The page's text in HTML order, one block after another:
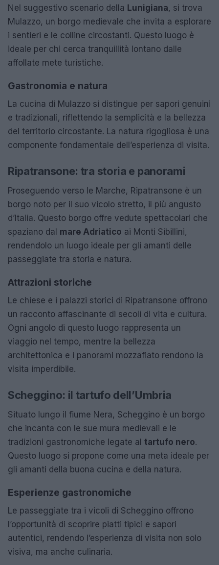
Nel suggestivo scenario della Lunigiana, si trova
Mulazzo, un borgo medievale che invita a esplorare
i sentieri e le colline circostanti. Questo luogo è
ideale per chi cerca tranquillità lontano dalle
affollate mete turistiche.
Gastronomia e natura
La cucina di Mulazzo si distingue per sapori genuini
e tradizionali, riflettendo la semplicità e la bellezza
del territorio circostante. La natura rigogliosa è una
componente fondamentale dell’esperienza di visita.
Ripatransone: tra storia e panorami
Proseguendo verso le Marche, Ripatransone è un
borgo noto per il suo vicolo stretto, il più angusto
d’Italia. Questo borgo offre vedute spettacolari che
spaziano dal mare Adriatico ai Monti Sibillini,
rendendolo un luogo ideale per gli amanti delle
passeggiate tra storia e natura.
Attrazioni storiche
Le chiese e i palazzi storici di Ripatransone offrono
un racconto affascinante di secoli di vita e cultura.
Ogni angolo di questo luogo rappresenta un
viaggio nel tempo, mentre la bellezza
architettonica e i panorami mozzafiato rendono la
visita imperdibile.
Scheggino: il tartufo dell’Umbria
Situato lungo il fiume Nera, Scheggino è un borgo
che incanta con le sue mura medievali e le
tradizioni gastronomiche legate al tartufo nero.
Questo luogo si propone come una meta ideale per
gli amanti della buona cucina e della natura.
Esperienze gastronomiche
Le passeggiate tra i vicoli di Scheggino offrono
l’opportunità di scoprire piatti tipici e sapori
autentici, rendendo l’esperienza di visita non solo
visiva, ma anche culinaria.